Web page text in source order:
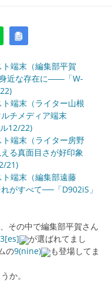
端末（編集部平賀
身近な存在に――「W-
端末（ライター山根
チメディア端末
12/22)
端末（ライター房野
る真面目さが好印象
21)
端末（編集部遠藤
がすべて──「D902iS」
その中で編集部平賀さん
が選ばれてまし
の9(nine)
も登場してま
か。